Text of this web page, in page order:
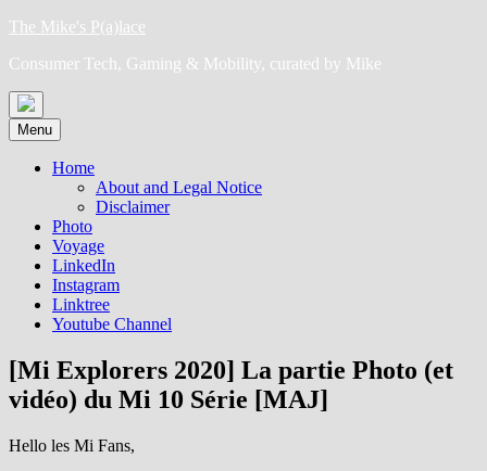
Skip
content
The Mike's P(a)lace
Consumer Tech, Gaming & Mobility, curated by Mike
Menu
Home
About and Legal Notice
Disclaimer
Photo
Voyage
LinkedIn
Instagram
Linktree
Youtube Channel
[Mi Explorers 2020] La partie Photo (et
vidéo) du Mi 10 Série [MAJ]
Hello les Mi Fans,